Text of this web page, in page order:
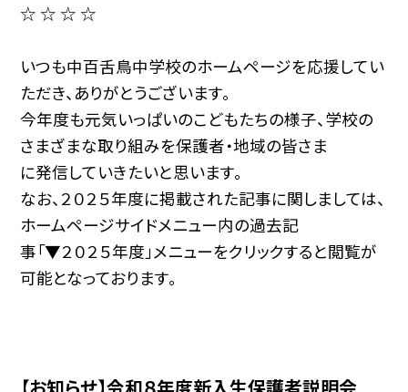
☆ ☆ ☆ ☆
いつも中百舌鳥中学校のホームページを応援してい
ただき、ありがとうございます。
今年度も元気いっぱいのこどもたちの様子、学校の
さまざまな取り組みを保護者・地域の皆さま
に発信していきたいと思います。
なお、２０２５年度に掲載された記事に関しましては、
ホームページサイドメニュー内の過去記
事「▼２０２５年度」メニューをクリックすると閲覧が
可能となっております。
【お知らせ】令和８年度新入生保護者説明会